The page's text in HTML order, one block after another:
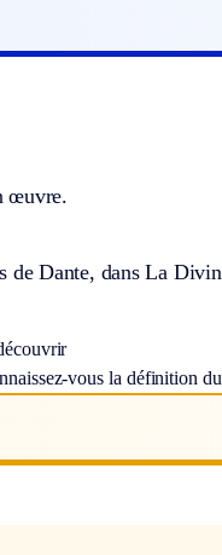
œuvre.
de Dante, dans La
vous la définition